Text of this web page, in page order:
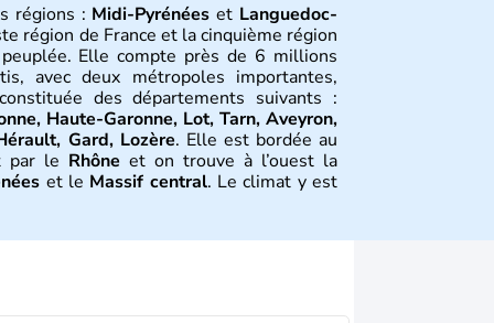
régions : Midi-Pyrénées et Languedoc-
région de France et la cinquième région
Elle compte près de 6 millions
avec deux métropoles importantes,
des départements suivants :
Haute-Garonne, Lot, Tarn, Aveyron,
Gard, Lozère. Elle est bordée au
par le Rhône et on trouve à l’ouest la
et le Massif central. Le climat y est
romaine, à partir du 4ème siècle